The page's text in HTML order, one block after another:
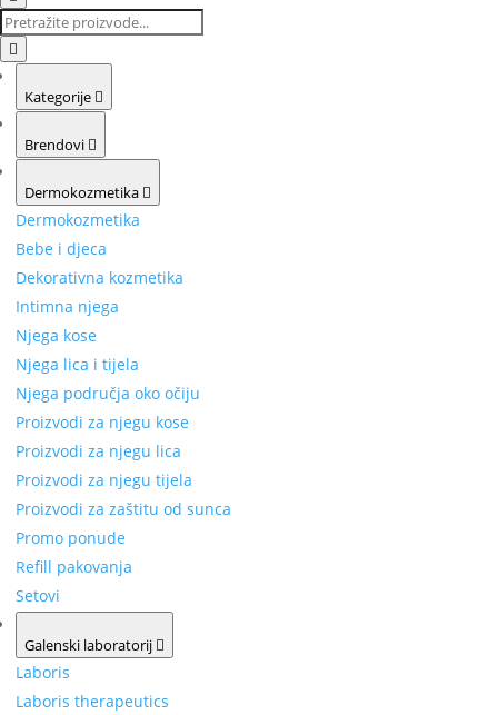
Kategorije
Brendovi
Dermokozmetika
Dermokozmetika
Bebe i djeca
Dekorativna kozmetika
Intimna njega
Njega kose
Njega lica i tijela
Njega područja oko očiju
Proizvodi za njegu kose
Proizvodi za njegu lica
Proizvodi za njegu tijela
Proizvodi za zaštitu od sunca
Promo ponude
Refill pakovanja
Setovi
Galenski laboratorij
Laboris
Laboris therapeutics